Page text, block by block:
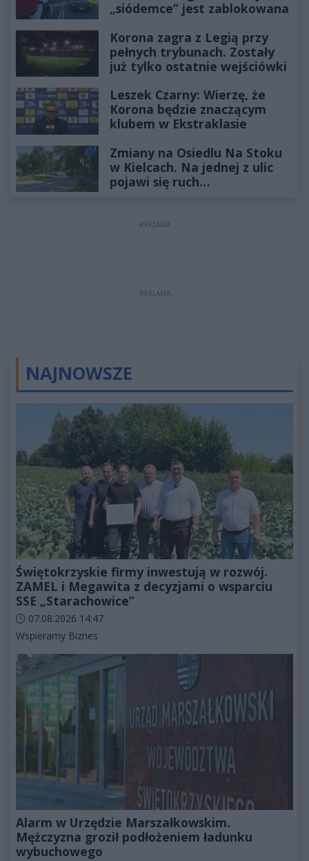
„siódemce” jest zablokowana
Korona zagra z Legią przy
pełnych trybunach. Zostały
już tylko ostatnie wejściówki
Leszek Czarny: Wierzę, że
Korona będzie znaczącym
klubem w Ekstraklasie
Zmiany na Osiedlu Na Stoku
w Kielcach. Na jednej z ulic
pojawi się ruch
REKLAMA
REKLAMA
NAJNOWSZE
Świętokrzyskie firmy inwestują w rozwój.
ZAMEL i Megawita z decyzjami o wsparciu
SSE „Starachowice”
Data dodania artykułu:
07.08.2026 14:47
Kategorie artykułu:
Wspieramy Biznes
Alarm w Urzędzie Marszałkowskim.
Mężczyzna groził podłożeniem ładunku
wybuchowego